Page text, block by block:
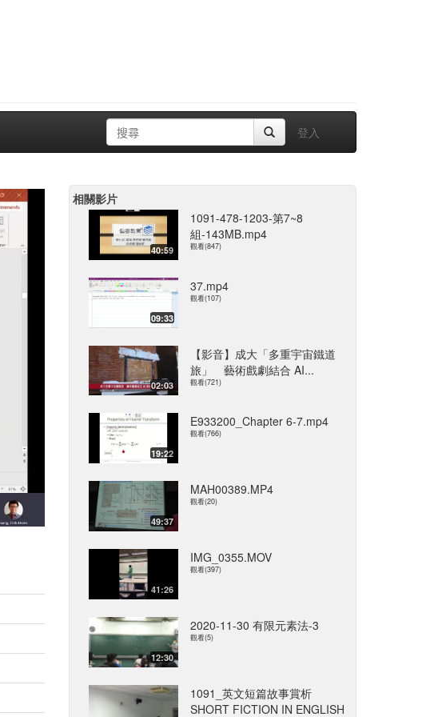
登入
相關影片
40:59
1091-478-1203-第7~8
組-143MB.mp4
觀看(847)
09:33
37.mp4
觀看(107)
02:03
【影音】成大「多重宇宙鐵道
旅」 藝術戲劇結合 AI...
觀看(721)
19:22
E933200_Chapter 6-7.mp4
觀看(766)
49:37
MAH00389.MP4
觀看(20)
41:26
IMG_0355.MOV
觀看(397)
12:30
2020-11-30 有限元素法-3
觀看(5)
1091_英文短篇故事賞析
SHORT FICTION IN ENGLISH